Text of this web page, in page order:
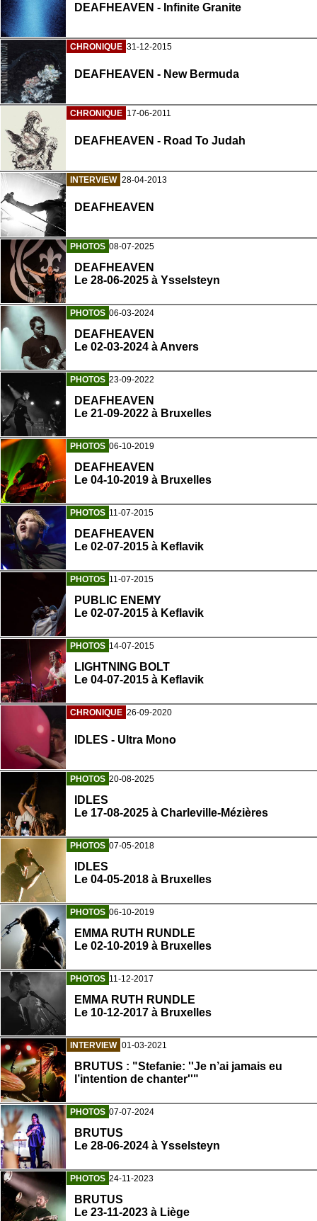
DEAFHEAVEN - Infinite Granite
CHRONIQUE 31-12-2015
DEAFHEAVEN - New Bermuda
CHRONIQUE 17-06-2011
DEAFHEAVEN - Road To Judah
INTERVIEW 28-04-2013
DEAFHEAVEN
PHOTOS 08-07-2025
DEAFHEAVEN
Le 28-06-2025 à Ysselsteyn
PHOTOS 06-03-2024
DEAFHEAVEN
Le 02-03-2024 à Anvers
PHOTOS 23-09-2022
DEAFHEAVEN
Le 21-09-2022 à Bruxelles
PHOTOS 06-10-2019
DEAFHEAVEN
Le 04-10-2019 à Bruxelles
PHOTOS 11-07-2015
DEAFHEAVEN
Le 02-07-2015 à Keflavik
PHOTOS 11-07-2015
PUBLIC ENEMY
Le 02-07-2015 à Keflavik
PHOTOS 14-07-2015
LIGHTNING BOLT
Le 04-07-2015 à Keflavik
CHRONIQUE 26-09-2020
IDLES - Ultra Mono
PHOTOS 20-08-2025
IDLES
Le 17-08-2025 à Charleville-Mézières
PHOTOS 07-05-2018
IDLES
Le 04-05-2018 à Bruxelles
PHOTOS 06-10-2019
EMMA RUTH RUNDLE
Le 02-10-2019 à Bruxelles
PHOTOS 11-12-2017
EMMA RUTH RUNDLE
Le 10-12-2017 à Bruxelles
INTERVIEW 01-03-2021
BRUTUS : "Stefanie: ''Je n’ai jamais eu
l’intention de chanter''"
PHOTOS 07-07-2024
BRUTUS
Le 28-06-2024 à Ysselsteyn
PHOTOS 24-11-2023
BRUTUS
Le 23-11-2023 à Liège